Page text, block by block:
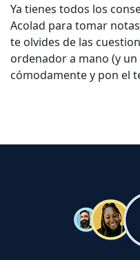
Ya tienes todos los
Acolad para tomar
te olvides de las
ordenador a mano (y
cómodamente y pon el